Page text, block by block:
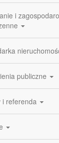
i
publiczne
i referenda